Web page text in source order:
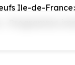
Ile-de-France
Programme